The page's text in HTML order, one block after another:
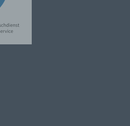
die Verarbeitung
Verarbeitung Verantwortlicher
Person, Behörde, Einrichtung
durch das Unionsrecht oder das
so können der
oder das Recht der